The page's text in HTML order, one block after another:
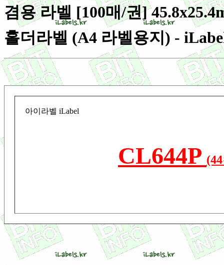
겸용 라벨 [100매/권]
홀더라벨 (A4 라벨용지) -
아이라벨 iLabel
CL644P